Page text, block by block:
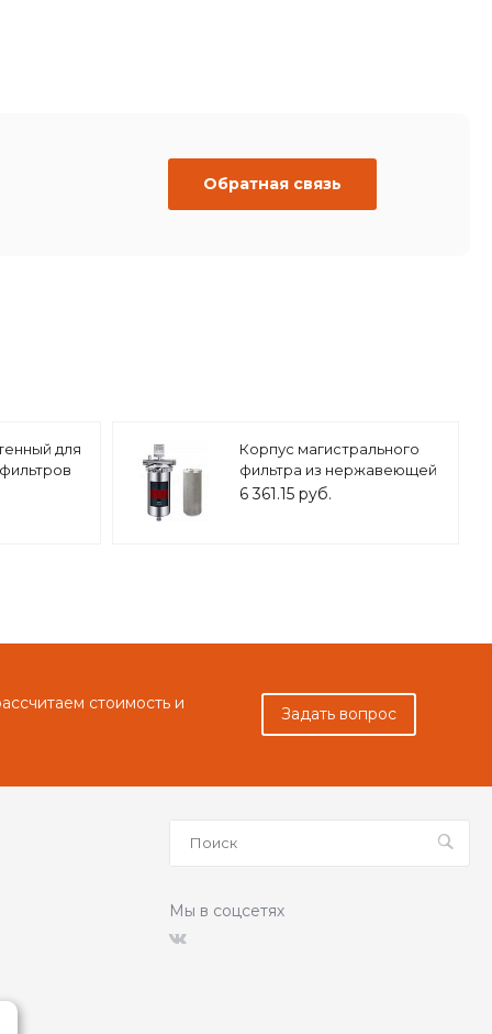
Обратная связь
для
Корпус магистрального
фильтра из нержавеющей
стали 20ВВ 1" ZEISSLER,
6 361.15 руб.
стоимость и
Задать вопрос
Мы в соцсетях